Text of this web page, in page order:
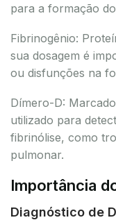
para a formação
Fibrinogênio:
sua dosagem é
ou disfunções na
Dímero-D:
utilizado para
fibrinólise, como
pulmonar.
Importância
Diagnóstico de